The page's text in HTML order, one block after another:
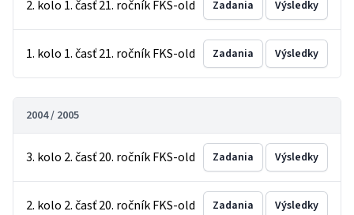
2. kolo 1. časť 21. ročník FKS-old Zadania Výsledky
1. kolo 1. časť 21. ročník FKS-old Zadania Výsledky
2004 / 2005
3. kolo 2. časť 20. ročník FKS-old Zadania Výsledky
2. kolo 2. časť 20. ročník FKS-old Zadania Výsledky